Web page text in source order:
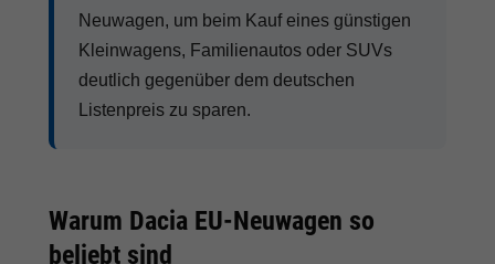
Neuwagen, um beim Kauf eines günstigen
Kleinwagens, Familienautos oder SUVs
deutlich gegenüber dem deutschen
Listenpreis zu sparen.
Warum Dacia EU-Neuwagen so
beliebt sind